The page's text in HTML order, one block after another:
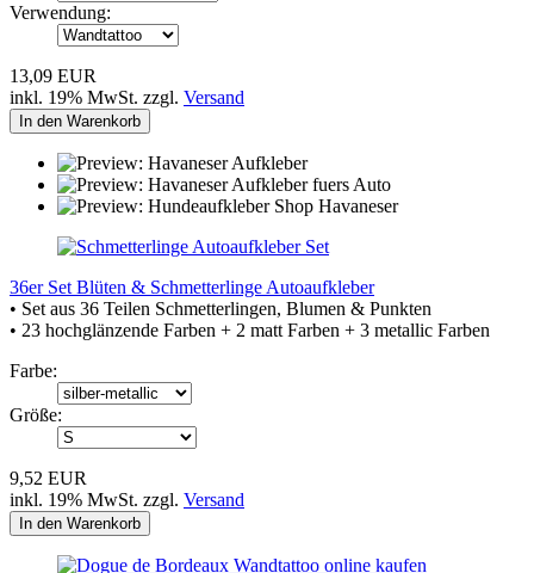
Verwendung:
13,09 EUR
inkl. 19% MwSt. zzgl. Versand
In den Warenkorb
36er Set Blüten & Schmetterlinge Autoaufkleber
• Set aus 36 Teilen Schmetterlingen, Blumen & Punkten
• 23 hochglänzende Farben + 2 matt Farben + 3 metallic Farben
Farbe:
Größe:
9,52 EUR
inkl. 19% MwSt. zzgl. Versand
In den Warenkorb